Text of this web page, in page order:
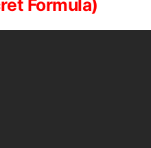
Formula)